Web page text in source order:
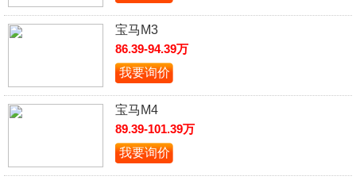
宝马M3
86.39-94.39万
我要询价
宝马M4
89.39-101.39万
我要询价